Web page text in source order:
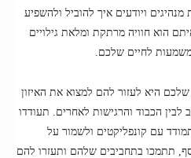
מנהיגים ויודעים איך להוביל ולהשפיע
הוא חוויה מרתקת ומלאת גילויים
לחיים שלכם.
היא לעזור להם למצוא את האיזון
לבין הכבוד והרגישות לאחרים. תעודדו
עם קונפליקטים ולשמור על
תתמכו בתחביבים שלהם ותעזרו להם